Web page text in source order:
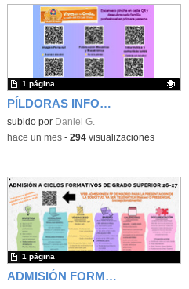
PÍLDORAS INFORMATIVAS SOBRE NUESTRAS ENSEÑANZAS - IES LUIS VIVES
Contenido educativo.
subido por Daniel G.
1 página
-hace un mes- 294visualizaciones
ADMISIÓN FORMACIÓN PROFESIONAL GRADO SUPERIOR IES LUIS VIVES
1 página